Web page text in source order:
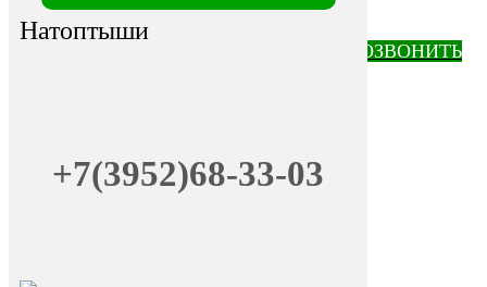
Натоптыши
+7(3952)68-33-03
ПОЗВОНИТЬ